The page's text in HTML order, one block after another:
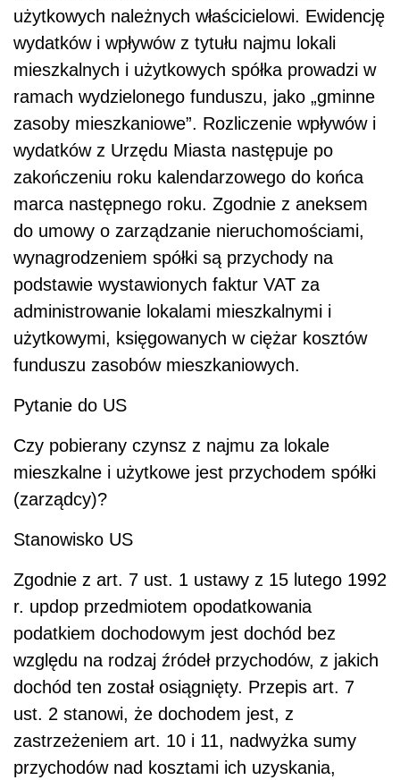
użytkowych należnych właścicielowi. Ewidencję
wydatków i wpływów z tytułu najmu lokali
mieszkalnych i użytkowych spółka prowadzi w
ramach wydzielonego funduszu, jako „gminne
zasoby mieszkaniowe”. Rozliczenie wpływów i
wydatków z Urzędu Miasta następuje po
zakończeniu roku kalendarzowego do końca
marca następnego roku. Zgodnie z aneksem
do umowy o zarządzanie nieruchomościami,
wynagrodzeniem spółki są przychody na
podstawie wystawionych faktur VAT za
administrowanie lokalami mieszkalnymi i
użytkowymi, księgowanych w ciężar kosztów
funduszu zasobów mieszkaniowych.
Pytanie do US
Czy pobierany czynsz z najmu za lokale
mieszkalne i użytkowe jest przychodem spółki
(zarządcy)?
Stanowisko US
Zgodnie z art. 7 ust. 1 ustawy z 15 lutego 1992
r. updop przedmiotem opodatkowania
podatkiem dochodowym jest dochód bez
względu na rodzaj źródeł przychodów, z jakich
dochód ten został osiągnięty. Przepis art. 7
ust. 2 stanowi, że dochodem jest, z
zastrzeżeniem art. 10 i 11, nadwyżka sumy
przychodów nad kosztami ich uzyskania,